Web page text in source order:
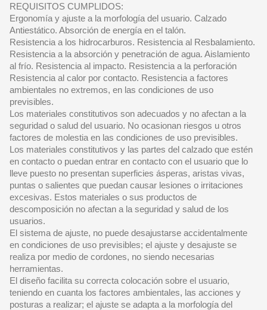
REQUISITOS CUMPLIDOS:
Ergonomía y ajuste a la morfología del usuario. Calzado
Antiestático. Absorción de energía en el talón.
Resistencia a los hidrocarburos. Resistencia al Resbalamiento.
Resistencia a la absorción y penetración de agua. Aislamiento
al frío. Resistencia al impacto. Resistencia a la perforación
Resistencia al calor por contacto. Resistencia a factores
ambientales no extremos, en las condiciones de uso
previsibles.
Los materiales constitutivos son adecuados y no afectan a la
seguridad o salud del usuario. No ocasionan riesgos u otros
factores de molestia en las condiciones de uso previsibles.
Los materiales constitutivos y las partes del calzado que estén
en contacto o puedan entrar en contacto con el usuario que lo
lleve puesto no presentan superficies ásperas, aristas vivas,
puntas o salientes que puedan causar lesiones o irritaciones
excesivas. Estos materiales o sus productos de
descomposición no afectan a la seguridad y salud de los
usuarios.
El sistema de ajuste, no puede desajustarse accidentalmente
en condiciones de uso previsibles; el ajuste y desajuste se
realiza por medio de cordones, no siendo necesarias
herramientas.
El diseño facilita su correcta colocación sobre el usuario,
teniendo en cuanta los factores ambientales, las acciones y
posturas a realizar; el ajuste se adapta a la morfología del